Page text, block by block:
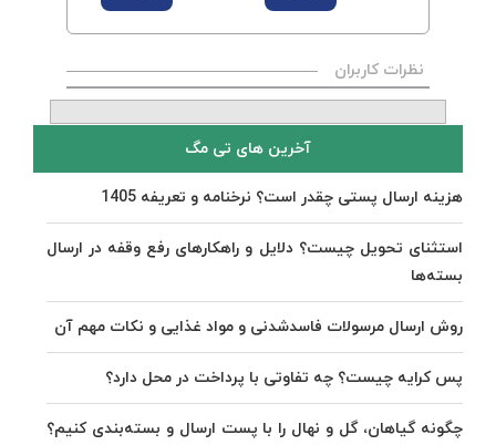
نظرات کاربران
آخرین های تی مگ
هزینه ارسال پستی چقدر است؟ نرخنامه و تعریفه 1405
استثنای تحویل چیست؟ دلایل و راهکارهای رفع وقفه در ارسال
بسته‌ها
روش ارسال مرسولات فاسدشدنی و مواد غذایی و نکات مهم آن
پس کرایه چیست؟ چه تفاوتی با پرداخت در محل دارد؟
چگونه گیاهان، گل و نهال را با پست ارسال و بسته‌بندی کنیم؟